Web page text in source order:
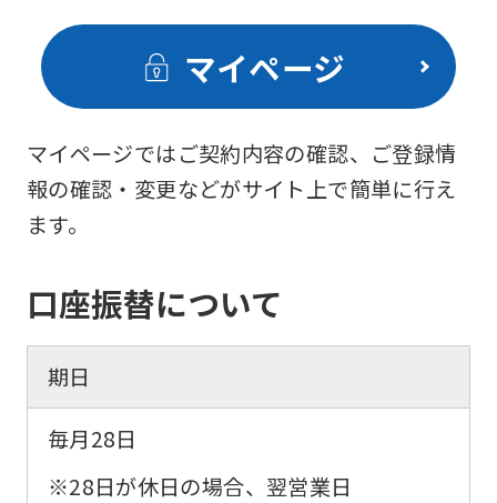
マイページ
マイページではご契約内容の確認、ご登録情
報の確認・変更などがサイト上で簡単に行え
ます。
口座振替について
期日
毎月28日
※28日が休日の場合、翌営業日